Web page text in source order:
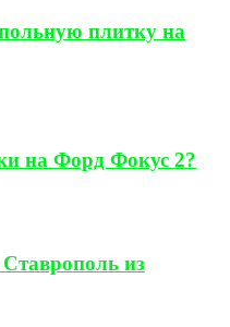
плитку на
на Форд Фокус 2?
из